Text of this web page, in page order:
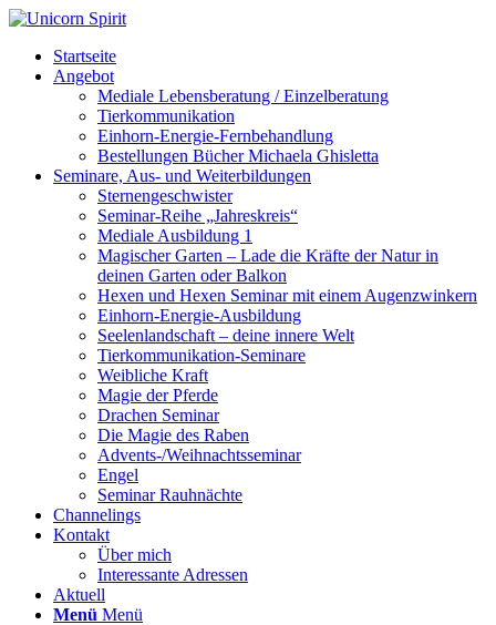
Startseite
Angebot
Mediale Lebensberatung / Einzelberatung
Tierkommunikation
Einhorn-Energie-Fernbehandlung
Bestellungen Bücher Michaela Ghisletta
Seminare, Aus- und Weiterbildungen
Sternengeschwister
Seminar-Reihe „Jahreskreis“
Mediale Ausbildung 1
Magischer Garten – Lade die Kräfte der Natur in
deinen Garten oder Balkon
Hexen und Hexen Seminar mit einem Augenzwinkern
Einhorn-Energie-Ausbildung
Seelenlandschaft – deine innere Welt
Tierkommunikation-Seminare
Weibliche Kraft
Magie der Pferde
Drachen Seminar
Die Magie des Raben
Advents-/Weihnachtsseminar
Engel
Seminar Rauhnächte
Channelings
Kontakt
Über mich
Interessante Adressen
Aktuell
Menü Menü